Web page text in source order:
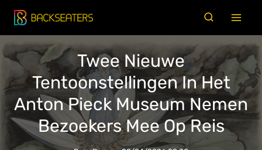
Doorgaan
naar
inhoud
Twee Nieuwe
Tentoonstellingen In Het
Anton Pieck Museum Nemen
Bezoekers Mee Op Reis